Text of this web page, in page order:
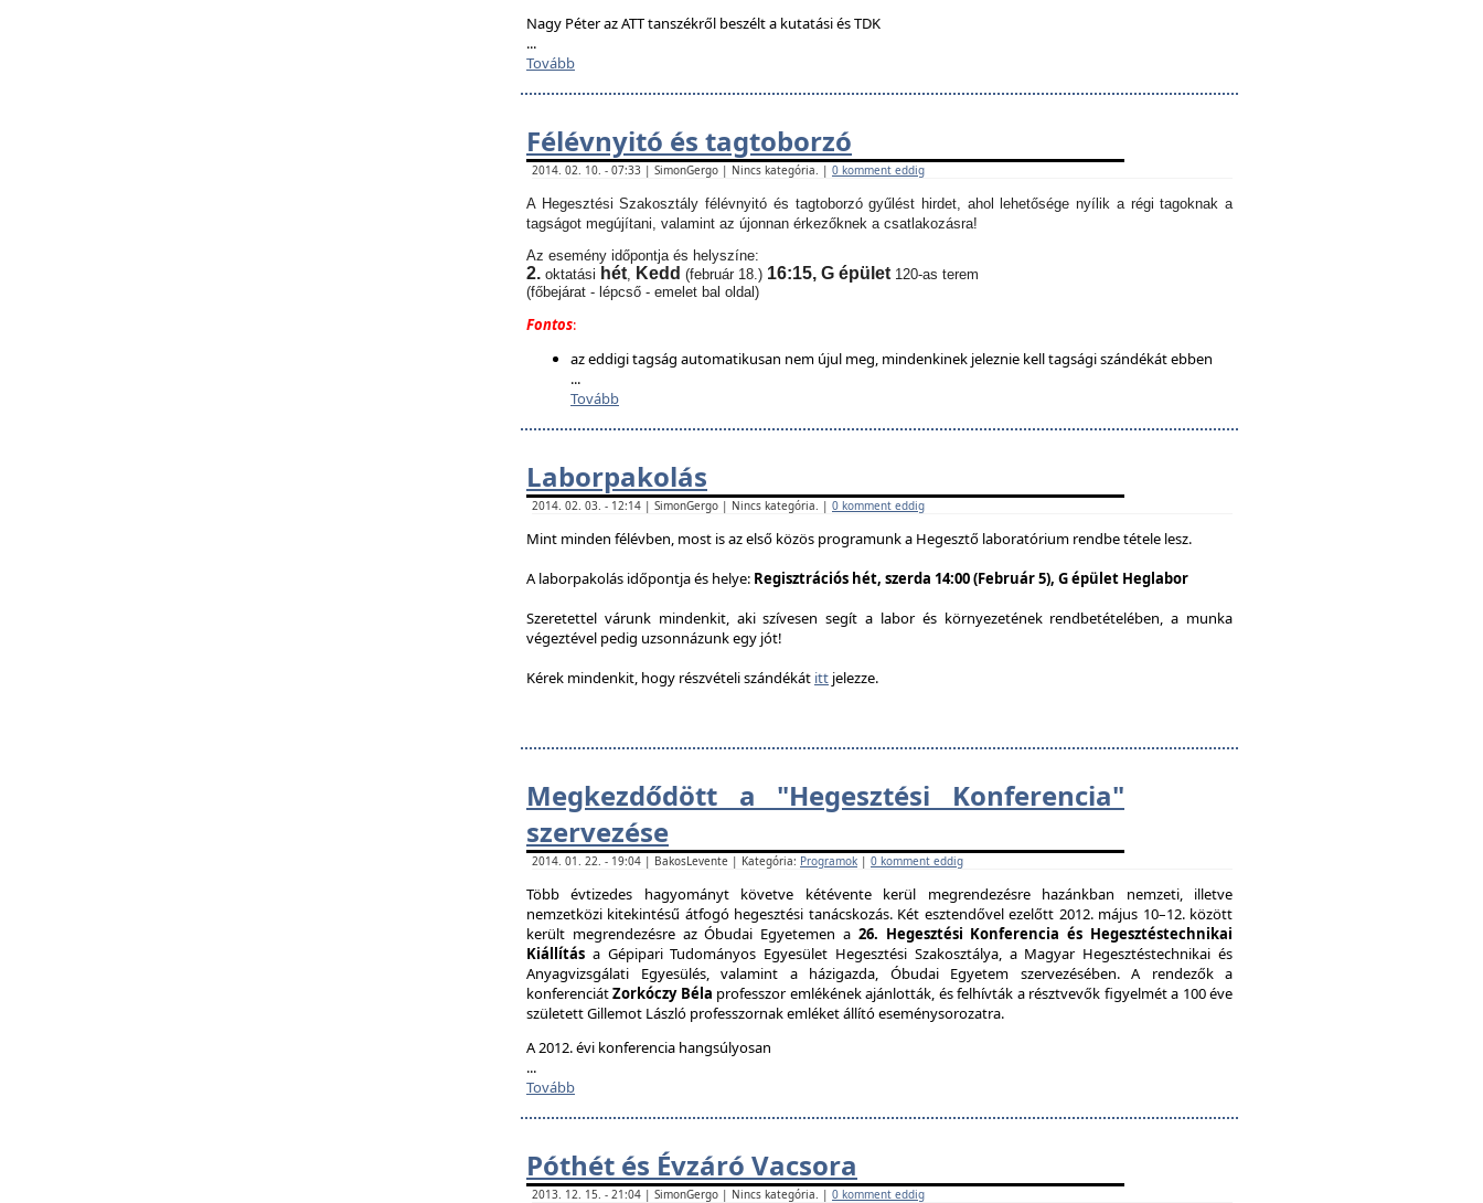
Nagy Péter az ATT tanszékről beszélt a kutatási és TDK
...
Tovább
Félévnyitó és tagtoborzó
2014. 02. 10. - 07:33 | SimonGergo | Nincs kategória. | 0 komment eddig
A Hegesztési Szakosztály félévnyitó és tagtoborzó gyűlést hirdet, ahol lehetősége nyílik a régi tagoknak a
tagságot megújítani, valamint az újonnan érkezőknek a csatlakozásra!
Az esemény időpontja és helyszíne:
2. oktatási hét, Kedd (február 18.) 16:15, G épület120-as terem
(főbejárat - lépcső - emelet bal oldal)
Fontos:
az eddigi tagság automatikusan nem újul meg, mindenkinek jeleznie kell tagsági szándékát ebben
...
Tovább
Laborpakolás
2014. 02. 03. - 12:14 | SimonGergo | Nincs kategória. | 0 komment eddig
Mint minden félévben, most is az első közös programunk a Hegesztő laboratórium rendbe tétele lesz.
A laborpakolás időpontja és helye: Regisztrációs hét, szerda 14:00 (Február 5), G épület Heglabor
Szeretettel várunk mindenkit, aki szívesen segít a labor és környezetének rendbetételében, a munka
végeztével pedig uzsonnázunk egy jót!
Kérek mindenkit, hogy részvételi szándékát itt jelezze.
Megkezdődött a "Hegesztési Konferencia"
szervezése
2014. 01. 22. - 19:04 | BakosLevente | Kategória: Programok | 0 komment eddig
Több évtizedes hagyományt követve kétévente kerül megrendezésre hazánkban nemzeti, illetve
nemzetközi kitekintésű átfogó hegesztési tanácskozás. Két esztendővel ezelőtt 2012. május 10–12. között
került megrendezésre az Óbudai Egyetemen a 26. Hegesztési Konferencia és Hegesztéstechnikai
Kiállítás a Gépipari Tudományos Egyesület Hegesztési Szakosztálya, a Magyar Hegesztéstechnikai és
Anyagvizsgálati Egyesülés, valamint a házigazda, Óbudai Egyetem szervezésében. A rendezők a
konferenciátZorkóczy Béla professzor emlékének ajánlották, és felhívták a résztvevők figyelmét a 100 éve
született Gillemot László professzornak emléket állító eseménysorozatra.
A 2012. évi konferencia hangsúlyosan
...
Tovább
Póthét és Évzáró Vacsora
2013. 12. 15. - 21:04 | SimonGergo | Nincs kategória. | 0 komment eddig